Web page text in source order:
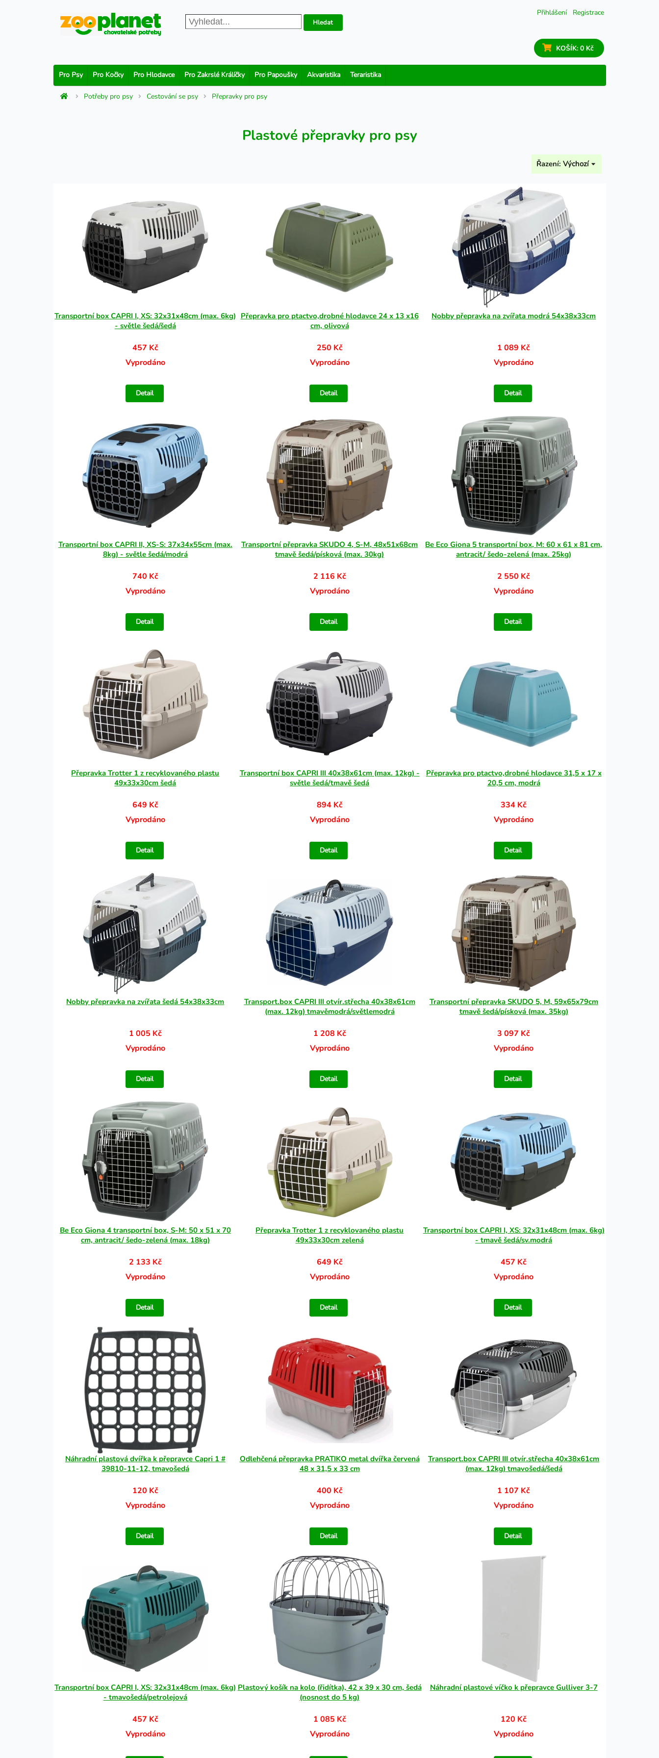
Přihlášení Registrace
Hledat
KOŠÍK: 0 Kč
Pro Psy Pro Kočky Pro Hlodavce Pro Zakrslé Králíčky Pro Papoušky Akvaristika Teraristika
Potřeby pro psy Cestování se psy Přepravky pro psy
Plastové přepravky pro psy
Řazení: Výchozí
Transportní box CAPRI I, XS: 32x31x48cm (max. 6kg)
- světle šedá/šedá
457 Kč
Vyprodáno
Detail
Přepravka pro ptactvo,drobné hlodavce 24 x 13 x16
cm, olivová
250 Kč
Vyprodáno
Detail
Nobby přepravka na zvířata modrá 54x38x33cm
1 089 Kč
Vyprodáno
Detail
Transportní box CAPRI II, XS-S: 37x34x55cm (max.
8kg) - světle šedá/modrá
740 Kč
Vyprodáno
Detail
Transportní přepravka SKUDO 4, S-M, 48x51x68cm
tmavě šedá/písková (max. 30kg)
2 116 Kč
Vyprodáno
Detail
Be Eco Giona 5 transportní box, M: 60 x 61 x 81 cm,
antracit/ šedo-zelená (max. 25kg)
2 550 Kč
Vyprodáno
Detail
Přepravka Trotter 1 z recyklovaného plastu
49x33x30cm šedá
649 Kč
Vyprodáno
Detail
Transportní box CAPRI III 40x38x61cm (max. 12kg) -
světle šedá/tmavě šedá
894 Kč
Vyprodáno
Detail
Přepravka pro ptactvo,drobné hlodavce 31,5 x 17 x
20,5 cm, modrá
334 Kč
Vyprodáno
Detail
Nobby přepravka na zvířata šedá 54x38x33cm
1 005 Kč
Vyprodáno
Detail
Transport.box CAPRI III otvír.střecha 40x38x61cm
(max. 12kg) tmavěmodrá/světlemodrá
1 208 Kč
Vyprodáno
Detail
Transportní přepravka SKUDO 5, M, 59x65x79cm
tmavě šedá/písková (max. 35kg)
3 097 Kč
Vyprodáno
Detail
Be Eco Giona 4 transportní box, S-M: 50 x 51 x 70
cm, antracit/ šedo-zelená (max. 18kg)
2 133 Kč
Vyprodáno
Detail
Přepravka Trotter 1 z recyklovaného plastu
49x33x30cm zelená
649 Kč
Vyprodáno
Detail
Transportní box CAPRI I, XS: 32x31x48cm (max. 6kg)
- tmavě šedá/sv.modrá
457 Kč
Vyprodáno
Detail
Náhradní plastová dvířka k přepravce Capri 1 #
39810-11-12, tmavošedá
120 Kč
Vyprodáno
Detail
Odlehčená přepravka PRATIKO metal dvířka červená
48 x 31,5 x 33 cm
400 Kč
Vyprodáno
Detail
Transport.box CAPRI III otvír.střecha 40x38x61cm
(max. 12kg) tmavošedá/šedá
1 107 Kč
Vyprodáno
Detail
Transportní box CAPRI I, XS: 32x31x48cm (max. 6kg)
- tmavošedá/petrolejová
457 Kč
Vyprodáno
Plastový košík na kolo (řidítka), 42 x 39 x 30 cm, šedá
(nosnost do 5 kg)
1 085 Kč
Vyprodáno
Náhradní plastové víčko k přepravce Gulliver 3-7
120 Kč
Vyprodáno